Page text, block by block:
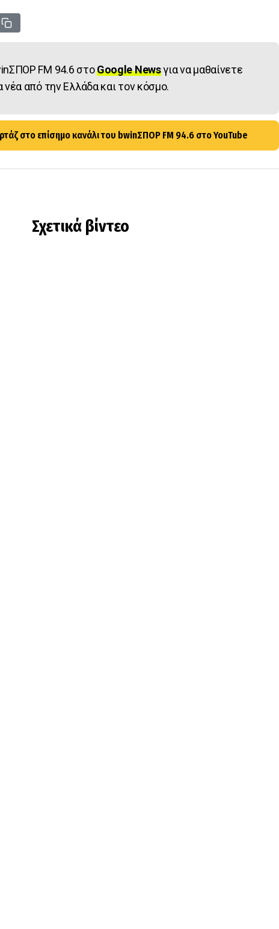
FM 94.6 στοGoogle Newsγια να μαθαίνετε
από την Ελλάδα και τον κόσμο.
στο επίσημο κανάλι του bwinΣΠΟΡ FM 94.6 στο YouTube
Σχετικά βίντεο